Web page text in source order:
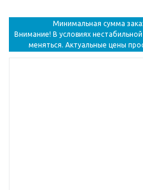
Минимальная сумма
Внимание! В условиях
меняться. Актуальные цены